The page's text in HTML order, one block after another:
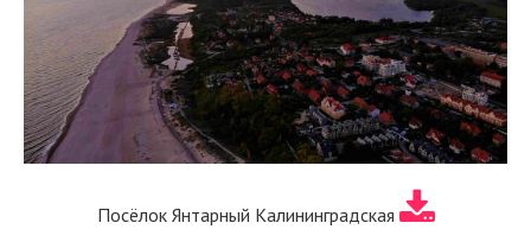
Посёлок Янтарный Калининградская